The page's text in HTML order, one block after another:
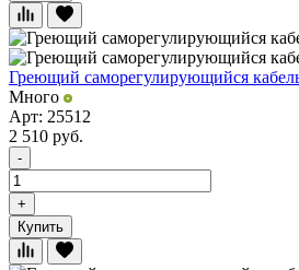
Греющий саморегулирующийся
Много
Арт: 25512
2 510 руб.
-
+
Купить